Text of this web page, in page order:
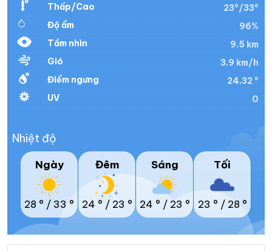
Thấp/Cao
23°/33°
Độ ẩm
96%
Tầm nhìn
9.5 km
Gió
3.9 km/h
Điểm ngưng
24.32 °
UV
0
Nhiệt độ
Ngày
28 ° / 33 °
Đêm
24 ° / 23 °
Sáng
24 ° / 23 °
Tối
23 ° / 28 °